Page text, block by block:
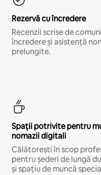
Rezervă cu încredere
Recenzii scrise de
încredere și asistență
prelungite.
Spații potrivite pentru
nomazii digitali
Călătorești în scop
pentru șederi de lungă
și spațiu de muncă